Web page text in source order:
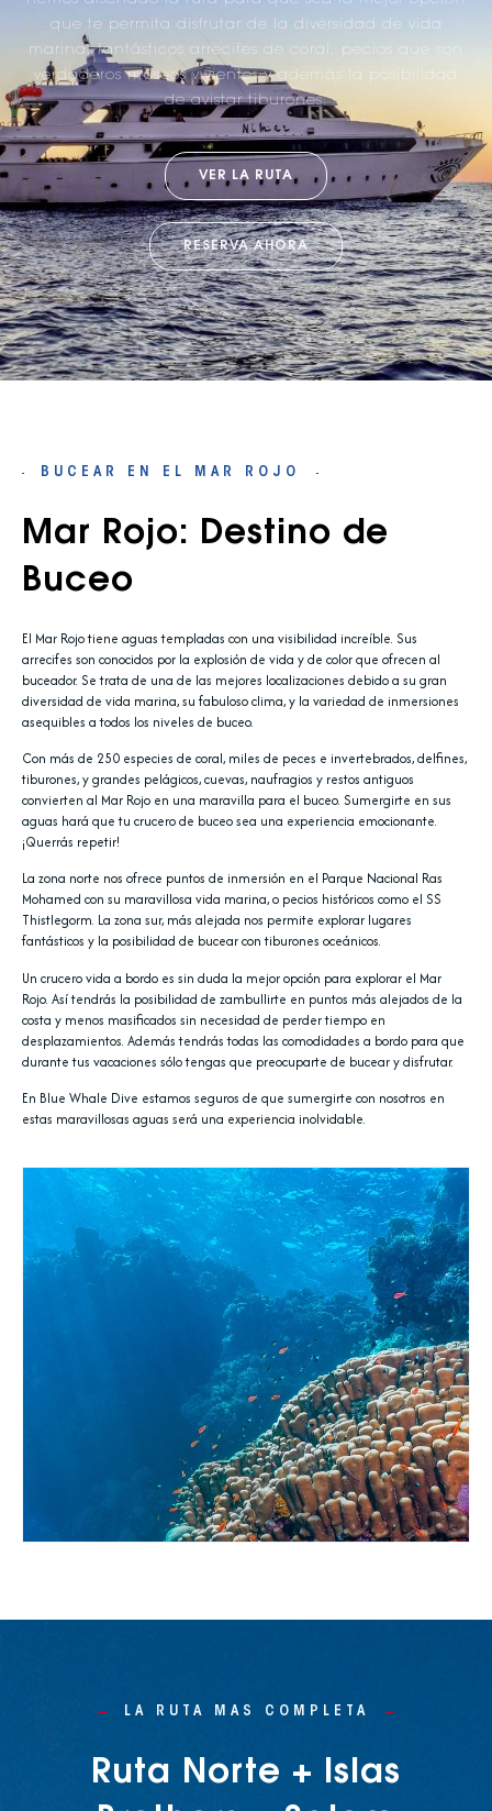
que te permita disfrutar de la diversidad de vida
marina, fantásticos arrecifes de coral, pecios que son
verdaderos museos vivientes y además la posibilidad
de avistar tiburones.
VER LA RUTA
RESERVA AHORA
BUCEAR EN EL MAR ROJO
Mar Rojo: Destino de
Buceo
El Mar Rojo tiene aguas templadas con una visibilidad increíble. Sus
arrecifes son conocidos por la explosión de vida y de color que ofrecen al
buceador. Se trata de una de las mejores localizaciones debido a su gran
diversidad de vida marina, su fabuloso clima, y la variedad de inmersiones
asequibles a todos los niveles de buceo.
Con más de 250 especies de coral, miles de peces e invertebrados, delfines,
tiburones, y grandes pelágicos, cuevas, naufragios y restos antiguos
convierten al Mar Rojo en una maravilla para el buceo. Sumergirte en sus
aguas hará que tu crucero de buceo sea una experiencia emocionante.
¡Querrás repetir!
La zona norte nos ofrece puntos de inmersión en el Parque Nacional Ras
Mohamed con su maravillosa vida marina, o pecios históricos como el SS
Thistlegorm. La zona sur, más alejada nos permite explorar lugares
fantásticos y la posibilidad de bucear con tiburones oceánicos.
Un crucero vida a bordo es sin duda la mejor opción para explorar el Mar
Rojo. Así tendrás la posibilidad de zambullirte en puntos más alejados de la
costa y menos masificados sin necesidad de perder tiempo en
desplazamientos. Además tendrás todas las comodidades a bordo para que
durante tus vacaciones sólo tengas que preocuparte de bucear y disfrutar.
En Blue Whale Dive estamos seguros de que sumergirte con nosotros en
estas maravillosas aguas será una experiencia inolvidable.
LA RUTA MAS COMPLETA
Ruta Norte + Islas